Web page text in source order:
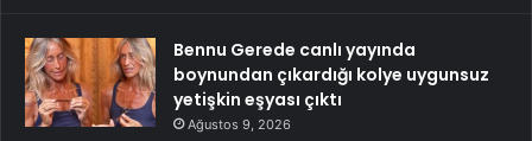
Bennu Gerede canlı yayında
boynundan çıkardığı kolye uygunsuz
yetişkin eşyası çıktı
Ağustos 9, 2026